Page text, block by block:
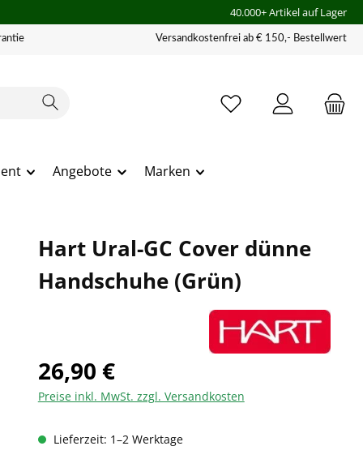
40.000+ Artikel auf Lager
Versandkostenfrei ab € 150,- Bestellwert
Angebote Marken
Hart Ural-GC Cover dünne
Handschuhe (Grün)
26,90 €
Preise inkl. MwSt. zzgl. Versandkosten
Lieferzeit: 1–2 Werktage